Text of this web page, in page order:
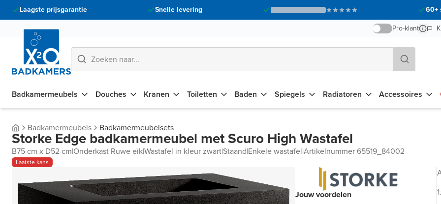
Laagste prijsgarantie Snelle levering
60+
Pro-klant
Badkamermeubels Douches Kranen Toiletten Baden Spiegels Radiatoren Accessoires
Badkamermeubels Badkamermeubelsets
Storke Edge badkamermeubel met Scuro High Wastafel
B75 cm x D52 cm|Onderkast Ruwe eik|Wastafel in kleur zwart|Staand|Enkele wastafel|Artikelnummer 65519_84002
Laatste kans
Jouw voordelen